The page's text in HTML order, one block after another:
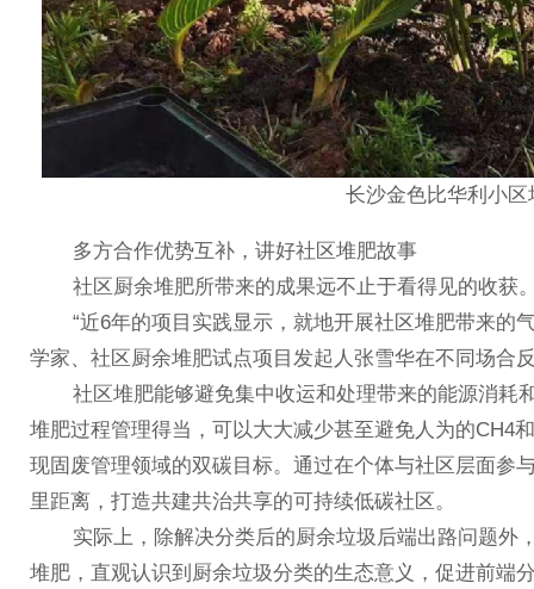
长沙金色比华利小
多方合作优势互补，讲好社区堆肥故事
社区厨余堆肥所带来的成果远不止于看得见的收获
“近6年的项目实践显示，就地开展社区堆肥带来的
学家、社区厨余堆肥试点项目发起人张雪华在不同场
社区堆肥能够避免集中收运和处理带来的能源消耗
堆肥过程管理得当，可以大大减少甚至避免人为的CH4
现固废管理领域的双碳目标。通过在个体与社区层面参
里距离，打造共建共治共享的可持续低碳社区。
实际上，除解决分类后的厨余垃圾后端出路问题外
堆肥，直观认识到厨余垃圾分类的生态意义，促进前端